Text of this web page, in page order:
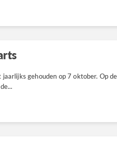
gehouden op 7 oktober. Op